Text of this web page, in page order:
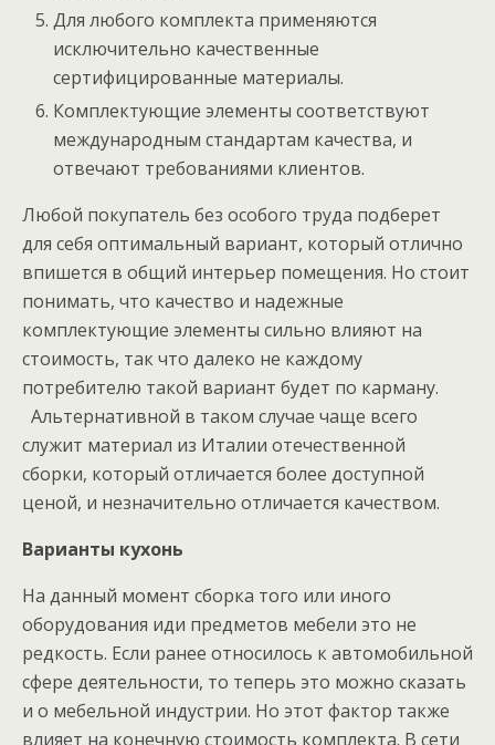
Для любого комплекта применяются
исключительно качественные
сертифицированные материалы.
Комплектующие элементы соответствуют
международным стандартам качества, и
отвечают требованиями клиентов.
Любой покупатель без особого труда подберет
для себя оптимальный вариант, который отлично
впишется в общий интерьер помещения. Но стоит
понимать, что качество и надежные
комплектующие элементы сильно влияют на
стоимость, так что далеко не каждому
потребителю такой вариант будет по карману.
Альтернативной в таком случае чаще всего
служит материал из Италии отечественной
сборки, который отличается более доступной
ценой, и незначительно отличается качеством.
Варианты кухонь
На данный момент сборка того или иного
оборудования иди предметов мебели это не
редкость. Если ранее относилось к автомобильной
сфере деятельности, то теперь это можно сказать
и о мебельной индустрии. Но этот фактор также
влияет на конечную стоимость комплекта. В сети